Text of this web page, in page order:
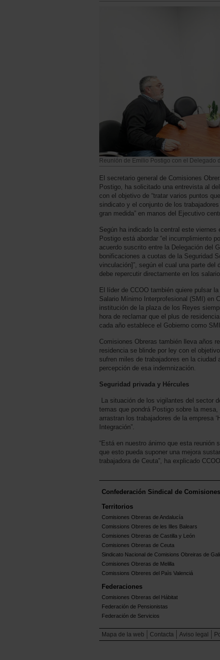
Reunión de Emilio Postigo con el Delegado
El secretario general de Comisiones
Postigo, ha solicitado una entrevista al
con el objetivo de “tratar varios puntos
sindicato y el conjunto de los
gran medida” en manos del Ejecutivo
Según ha indicado la central este viernes
Postigo está abordar “el incumplimiento
acuerdo suscrito entre la Delegación del
bonificaciones a cuotas de la Seguridad
vinculación]”, según el cual una parte del
debe repercutir directamente en los
El líder de CCOO también quiere pulsar
Salario Mínimo Interprofesional (SMI) en
institución de la plaza de los Reyes
hora de reclamar que el plus de
cada año establece el Gobierno como
Comisiones Obreras también lleva años
residencia se blinde por ley con el
sufren miles de trabajadores en la ciudad
percepción de esa indemnización.
Seguridad privada y Hércules
La situación de los vigilantes del sector
temas que pondrá Postigo sobre la mesa,
arrastran los trabajadores de la empresa
Integración”.
“Está en nuestro ánimo que esta reunión
que esto pueda suponer una mejora
trabajadora de Ceuta”, ha explicado
Confederación Sindical de
Territorios
Comisiones Obreras de Andalucía
Comissions Obreres de les Illes Balears
Comisiones Obreras de Castilla y León
Comisiones Obreras de Ceuta
Sindicato Nacional de Comisions Obreiras de
Comisiones Obreras de Melilla
Comissions Obreres del Paìs Valenciá
Federaciones
Comisiones Obreras del Hábitat
Federación de Pensionistas
Federación de Servicios
Mapa de la web Contacta Aviso legal